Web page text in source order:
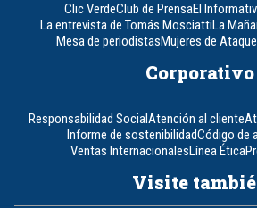
Clic VerdeClub de PrensaEl
La entrevista de Tomás MosciattiLa
Mesa de periodistasMujeres de Ataque
Corporativo
Responsabilidad SocialAtención al cliente
Informe de sostenibilidadCódigo de
Ventas InternacionalesLínea Ética
Visite